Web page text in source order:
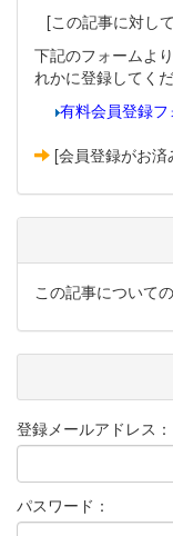
[この記事に対し
下記のフォームよ
れかに登録してくだ
有料会員登録フ
[会員登録がお済
この記事について
登録メールアドレス：
パスワード：